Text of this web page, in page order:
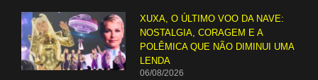
XUXA, O ÚLTIMO VOO DA NAVE:
NOSTALGIA, CORAGEM E A
POLÊMICA QUE NÃO DIMINUI UMA
LENDA
06/08/2026